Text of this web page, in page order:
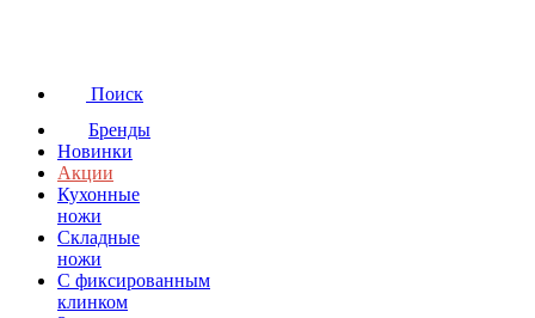
Поиск
Бренды
Новинки
Акции
Кухонные
ножи
Складные
ножи
C фиксированным
клинком